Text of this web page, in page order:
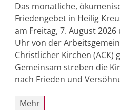
Das monatliche,
Friedengebet in Heilig
am Freitag, 7. August 2026
Uhr von der
Christlicher Kirchen (ACK)
Gemeinsam streben die
nach Frieden und
Mehr